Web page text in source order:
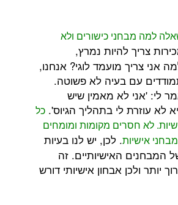
כישורים ולא
נמרץ,
לוגי? אנחנו,
לא פשוטה.
מאמין שיש
בתהליך הגיוס'.כל
מקומות ומומחים
. לכן, יש לנו בעיות
זה
אבחון אישיותי דורש